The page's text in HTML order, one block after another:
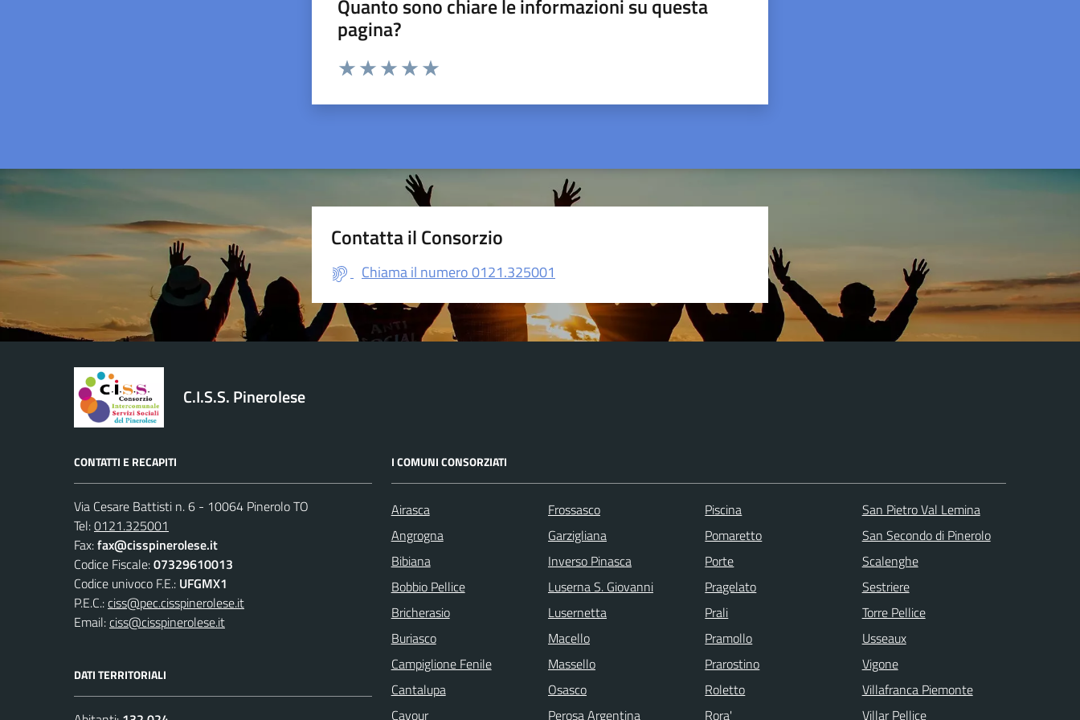
Quanto sono chiare le informazioni su questa
pagina?
Valuta da 1 a 5 stelle la pagina
Contatta il Consorzio
Chiama il numero 0121.325001
C.I.S.S. Pinerolese
CONTATTI E RECAPITI
Via Cesare Battisti n. 6 - 10064 Pinerolo TO
Tel:0121.325001
Fax:fax@cisspinerolese.it
Codice Fiscale:07329610013
Codice univoco F.E.: UFGMX1
P.E.C.:ciss@pec.cisspinerolese.it
Email:ciss@cisspinerolese.it
DATI TERRITORIALI
I COMUNI CONSORZIATI
Airasca
Angrogna
Bibiana
Bobbio Pellice
Bricherasio
Buriasco
Campiglione Fenile
Cantalupa
Cavour
Frossasco
Garzigliana
Inverso Pinasca
Luserna S. Giovanni
Lusernetta
Macello
Massello
Osasco
Perosa Argentina
Piscina
Pomaretto
Porte
Pragelato
Prali
Pramollo
Prarostino
Roletto
Rora'
San Pietro Val Lemina
San Secondo di Pinerolo
Scalenghe
Sestriere
Torre Pellice
Usseaux
Vigone
Villafranca Piemonte
Villar Pellice